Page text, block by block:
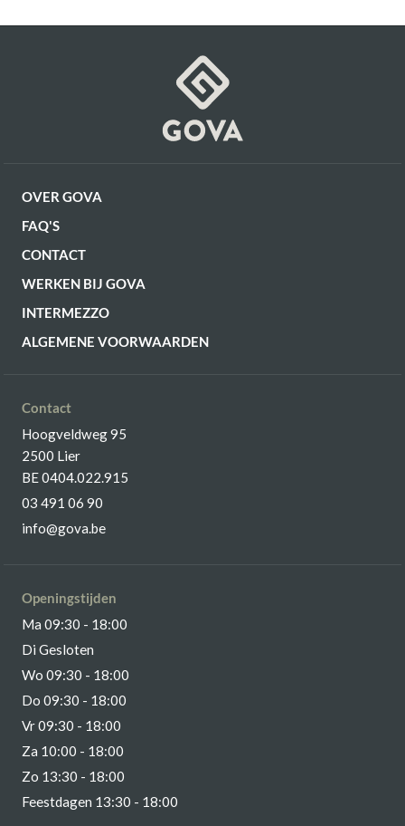
OVER GOVA
FAQ'S
CONTACT
WERKEN BIJ GOVA
INTERMEZZO
ALGEMENE VOORWAARDEN
Contact
Hoogveldweg 95
2500 Lier
BE 0404.022.915
03 491 06 90
info@gova.be
Openingstijden
Ma 09:30 - 18:00
Di Gesloten
Wo 09:30 - 18:00
Do 09:30 - 18:00
Vr 09:30 - 18:00
Za 10:00 - 18:00
Zo 13:30 - 18:00
Feestdagen 13:30 - 18:00